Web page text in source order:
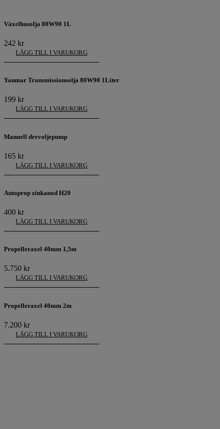
Växelhusolja 80W90 1L
242 kr
LÄGG TILL I VARUKORG
Yanmar Transmissionsolja 80W90 1Liter
199 kr
LÄGG TILL I VARUKORG
Manuell drevoljepump
165 kr
LÄGG TILL I VARUKORG
Autoprop zinkanod H20
400 kr
LÄGG TILL I VARUKORG
Propelleraxel 40mm 1,5m
5.750 kr
LÄGG TILL I VARUKORG
Propelleraxel 40mm 2m
7.200 kr
LÄGG TILL I VARUKORG